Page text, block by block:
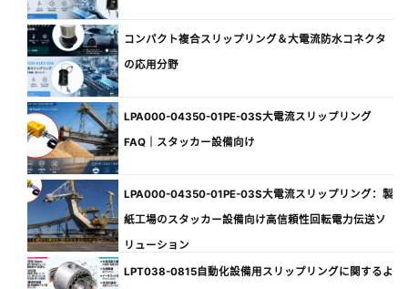
コンパクト複合スリップリング＆大電流防水コネクタ
の応用分野
LPA000-04350-01PE-03S大電流スリップリング
FAQ｜スタッカー設備向け
LPA000-04350-01PE-03S大電流スリップリング：製
紙工場のスタッカー設備向け高信頼性回転電力伝送ソ
リューション
LPT038-0815自動化設備用スリップリングに関するよ